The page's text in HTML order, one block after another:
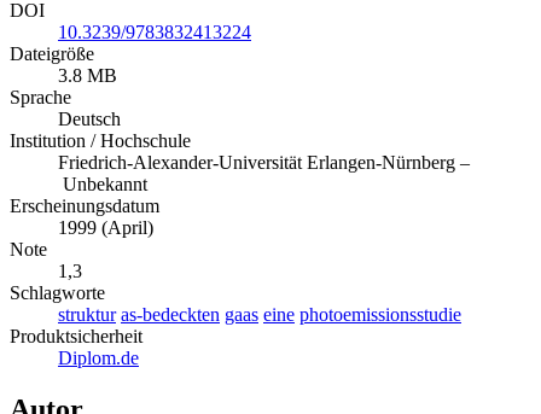
10.3239/9783832413224
Dateigröße
3.8 MB
Sprache
Deutsch
Institution / Hochschule
Friedrich-Alexander-Universität Erlangen-Nürnberg –
Unbekannt
Erscheinungsdatum
1,3
Schlagworte
struktur as-bedeckten
Produktsicherheit